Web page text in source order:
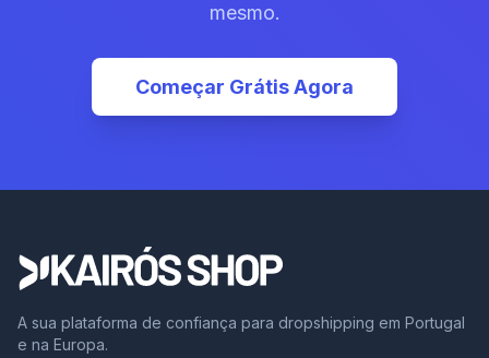
mesmo.
Começar Grátis Agora
A sua plataforma de confiança para dropshipping em Portugal
e na Europa.